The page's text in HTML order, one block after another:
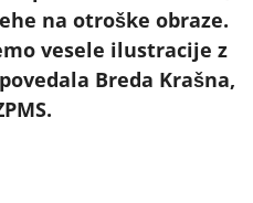
na otroške obraze.
vesele ilustracije z
Breda Krašna,